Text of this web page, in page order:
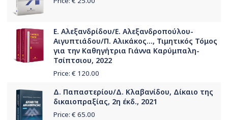
Ε. Αλεξανδρίδου/Ε. Αλεξανδροπούλου-
Αιγυπτιάδου/Π. Αλικάκος..., Τιμητικός Τόμος
για την Καθηγήτρια Γιάννα Καρύμπαλη-
Τσίπτσιου, 2022
Price: € 120.00
Δ. Παπαστερίου/Δ. Κλαβανίδου, Δίκαιο της
δικαιοπραξίας, 2η έκδ., 2021
Price: € 65.00